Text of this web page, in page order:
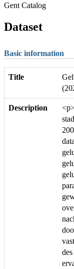
Gent Catalog
Dataset
Basic information
Title
Description